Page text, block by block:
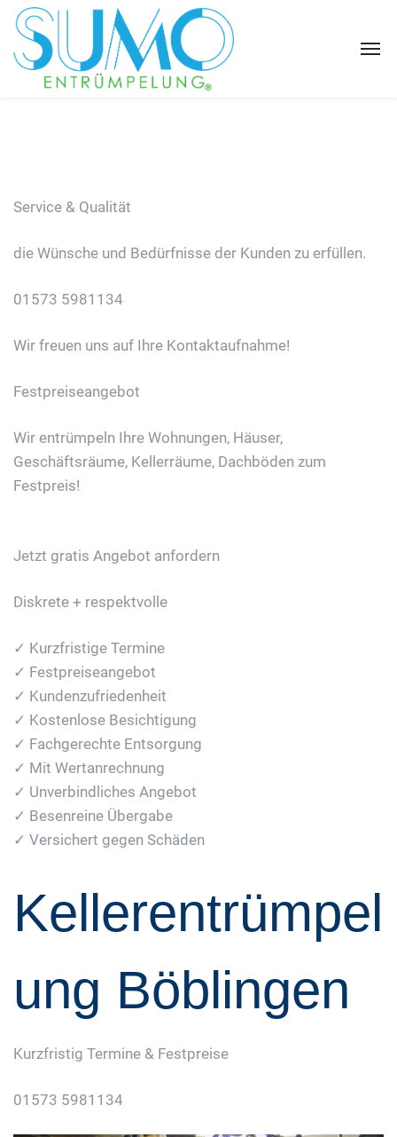
Service & Qualität
die Wünsche und Bedürfnisse der Kunden zu erfüllen.
01573 5981134
Wir freuen uns auf Ihre Kontaktaufnahme!
Festpreiseangebot
Wir entrümpeln Ihre Wohnungen, Häuser,
Geschäftsräume, Kellerräume, Dachböden zum
Festpreis!
Jetzt gratis Angebot anfordern
Diskrete + respektvolle
✓ Kurzfristige Termine
✓ Festpreiseangebot
✓ Kundenzufriedenheit
✓ Kostenlose Besichtigung
✓ Fachgerechte Entsorgung
✓ Mit Wertanrechnung
✓ Unverbindliches Angebot
✓ Besenreine Übergabe
✓ Versichert gegen Schäden
Kellerentrümpel
ung Böblingen
Kurzfristig Termine & Festpreise
01573 5981134